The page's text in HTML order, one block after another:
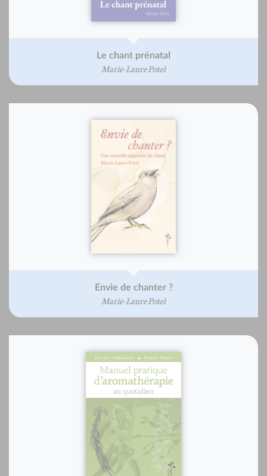
Le chant prénatal
Marie-Laure Potel
Envie de chanter ?
Marie-Laure Potel